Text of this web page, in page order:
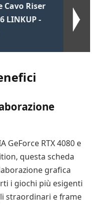
Cavo Riser
LINKUP -
GeForce RTX 4080 e
questa scheda
grafica
i giochi più esigenti
straordinari e frame